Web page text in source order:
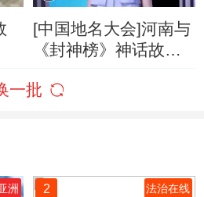
[中国地名大会]河南与
《封神榜》神话故事
一批
洲 2 法治在线